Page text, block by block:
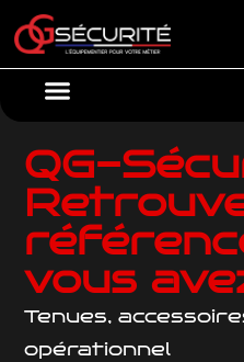
QG-
vous
Tenues,
opérationnel